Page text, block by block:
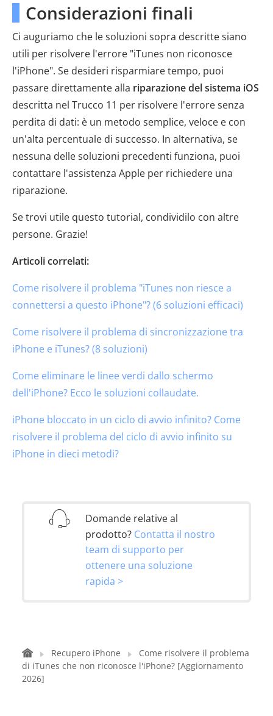
Considerazioni finali
Ci auguriamo che le soluzioni sopra descritte siano
utili per risolvere l'errore "iTunes non riconosce
l'iPhone". Se desideri risparmiare tempo, puoi
passare direttamente alla riparazione del sistema iOS
descritta nel Trucco 11 per risolvere l'errore senza
perdita di dati: è un metodo semplice, veloce e con
un'alta percentuale di successo. In alternativa, se
nessuna delle soluzioni precedenti funziona, puoi
contattare l'assistenza Apple per richiedere una
riparazione.
Se trovi utile questo tutorial, condividilo con altre
persone. Grazie!
Articoli correlati:
Come risolvere il problema "iTunes non riesce a
connettersi a questo iPhone"? (6 soluzioni efficaci)
Come risolvere il problema di sincronizzazione tra
iPhone e iTunes? (8 soluzioni)
Come eliminare le linee verdi dallo schermo
dell'iPhone? Ecco le soluzioni collaudate.
iPhone bloccato in un ciclo di avvio infinito? Come
risolvere il problema del ciclo di avvio infinito su
iPhone in dieci metodi?
Domande relative al
prodotto? Contatta il nostro
team di supporto per
ottenere una soluzione
rapida >
Recupero iPhone
Come risolvere il problema
di iTunes che non riconosce l'iPhone? [Aggiornamento
2026]